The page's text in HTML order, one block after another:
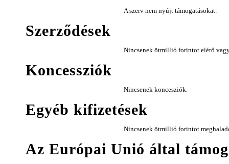
A szerv nem nyújt támogatásokat.
Szerződések
Nincsenek ötmillió forintot elérő
Koncessziók
Nincsenek koncesziók.
Egyéb kifizetések
Nincsenek ötmillió forintot
Az Európai Unió által